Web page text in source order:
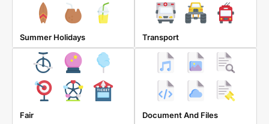
Summer Holidays Transport
Fair Document And Files